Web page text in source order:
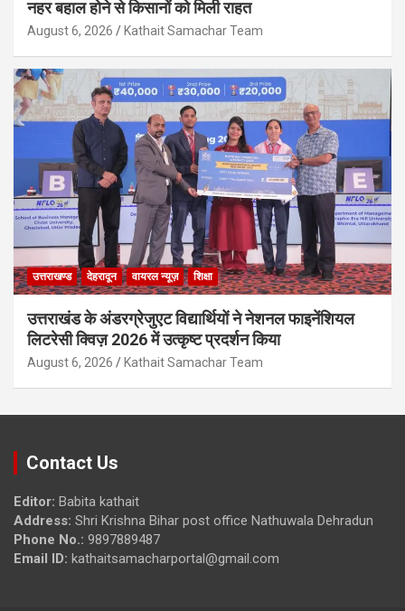
नहर बहाल होने से किसानों को मिली राहत
August 6, 2026 Kathait Samachar Team
उत्तराखण्ड देहरादून वायरल न्यूज़ शिक्षा
उत्तराखंड के अंडरग्रेजुएट विद्यार्थियों ने नेशनल फाइनेंशियल
लिटरेसी क्विज़ 2026 में उत्कृष्ट प्रदर्शन किया
August 6, 2026 Kathait Samachar Team
Contact Us
Editor: Babita kathait
Address: Shri Krishna Bihar post office Nathuwala Dehradun
Phone No.: 9897889487
Email ID: kathaitsamacharportal@gmail.com